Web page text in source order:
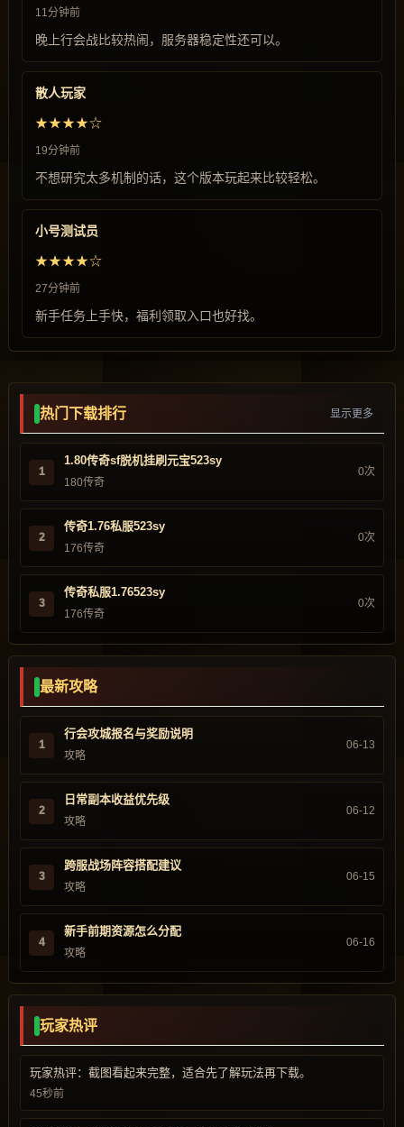
11分钟前
晚上行会战比较热闹，服务器稳定性还可以。
散人玩家
★★★★☆
19分钟前
不想研究太多机制的话，这个版本玩起来比较轻松。
小号测试员
★★★★☆
27分钟前
新手任务上手快，福利领取入口也好找。
热门下载排行 显示更多
1
1.80传奇sf脱机挂刷元宝523sy
180传奇
0次
2
传奇1.76私服523sy
176传奇
0次
3
传奇私服1.76523sy
176传奇
0次
最新攻略
1
行会攻城报名与奖励说明
攻略
06-13
2
日常副本收益优先级
攻略
06-12
3
跨服战场阵容搭配建议
攻略
06-15
4
新手前期资源怎么分配
攻略
06-16
玩家热评
玩家热评：截图看起来完整，适合先了解玩法再下载。
45秒前